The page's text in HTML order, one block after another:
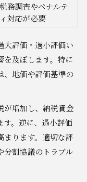
税務調査やペナルテ
ィ対応が必要
大評価・過小評価い
を及ぼします。特に
、地価や評価基準の
が増加し、納税資金
す。逆に、過小評価
まります。適切な評
分割協議のトラブル